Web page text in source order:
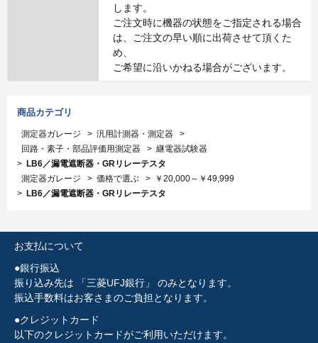
します。
ご注文時に機器の状態をご指定される場合
は、ご注文の早い順に出荷させて頂くた
め、
ご希望に沿いかねる場合がございます。
商品カテゴリ
測定器ガレージ > 汎用計測器・測定器
>
回路・素子・部品評価用測定器
> 継電器試験器
> LB6／漏電遮断器・GRリレーテスタ
測定器ガレージ
> 価格で選ぶ >
￥20,000～￥49,999
> LB6／漏電遮断器・GRリレーテスタ
お支払について
●銀行振込
振り込み先は 「三菱UFJ銀行」 のみとなります。
振込手数料はお客さまのご負担となります。
●クレジットカード
以下のクレジットカードがご利用いただけます。